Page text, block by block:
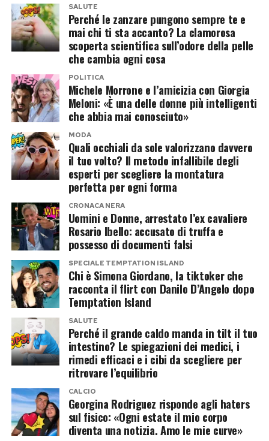
spesso indispensabile, ma il suo utilizzo richiede
equilibrio. Imparare a riconoscere i propri
comportamenti e a gestirli è il primo passo per
evitare che una comodità si trasformi in un
problema. In un mondo sempre più digitale, la
vera sfida non è smettere di comprare online,
ma farlo con maggiore consapevolezza.
Post Views: 723
Sale sul podio, in terza posizione, il Gran Velo
Paluani, frutto di un elaborato processo a
quattro impasti. Qui, l’aroma fa la differenza: il
dolce sprigiona sentori lattici intensi e note
agrumate delicate, offrendo un’esperienza
olfattiva e gustativa più raffinata. La
consistenza ricorda quella di un plumcake,
compatta ma piacevolmente masticabile, e
rende questo prodotto una scelta interessante
per chi cerca una colomba equilibrata e
profumata.
La medaglia d’argento va aBaulicon la sua
Colomba Classic. Un prodotto visivamente
semplice, ma con un interno soffice e ben
lievitato, profumato di agrumi e arricchito da
canditi discreti. Il gusto è pulito, dolce al punto
giusto, con una struttura morbida che si scioglie
facilmente in bocca. Una colomba che coniuga
tradizione e accessibilità, senza eccessi.
A dominare la classifica èMaina
Nocciolato. Esteticamente impeccabile,
sviluppato in modo regolare e impreziosito da
una glassa croccante attraversata da piccole
SALUTE
Perché le zanzare pungono sempre te e
mai chi ti sta accanto? La clamorosa
scoperta scientifica sull’odore della pelle
che cambia ogni cosa
POLITICA
Michele Morrone e l’amicizia con Giorgia
Meloni: «È una delle donne più intelligenti
che abbia mai conosciuto»
MODA
Quali occhiali da sole valorizzano davvero
il tuo volto? Il metodo infallibile degli
esperti per scegliere la montatura
perfetta per ogni forma
CRONACA NERA
Uomini e Donne, arrestato l’ex cavaliere
Rosario Ibello: accusato di truffa e
possesso di documenti falsi
SPECIALE TEMPTATION ISLAND
Chi è Simona Giordano, la tiktoker che
racconta il flirt con Danilo D’Angelo dopo
Temptation Island
SALUTE
Perché il grande caldo manda in tilt il tuo
intestino? Le spiegazioni dei medici, i
rimedi efficaci e i cibi da scegliere per
ritrovare l’equilibrio
CALCIO
Georgina Rodriguez risponde agli haters
sul fisico: «Ogni estate il mio corpo
diventa una notizia. Amo le mie curve»